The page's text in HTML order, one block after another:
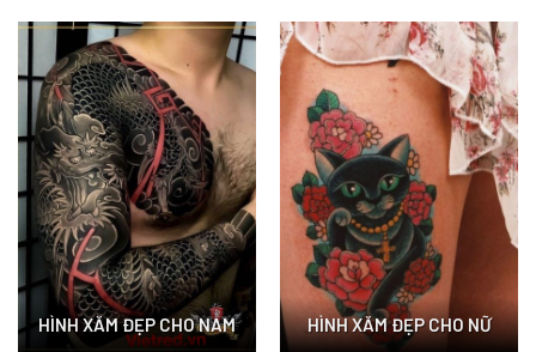
HÌNH XĂM ĐẸP CHO NAM HÌNH XĂM ĐẸP CHO NỮ